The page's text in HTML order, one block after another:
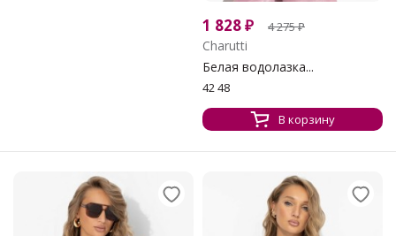
1 828₽ 4 275₽
Charutti
Белая водолазка...
42 48
В корзину